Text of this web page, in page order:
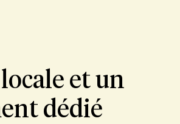
et un
dédié